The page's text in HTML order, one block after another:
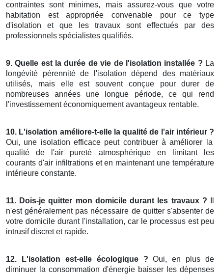
contraintes sont minimes, mais assurez-vous que votre
habitation est appropriée convenable pour ce type
d'isolation et que les travaux sont effectués par des
professionnels spécialistes qualifiés.
9. Quelle est la durée de vie de l'isolation installée ? La
longévité pérennité de l'isolation dépend des matériaux
utilisés, mais elle est souvent conçue pour durer de
nombreuses années une longue période, ce qui rend
l'investissement économiquement avantageux rentable.
10. L'isolation améliore-t-elle la qualité de l'air intérieur ?
Oui, une isolation efficace peut contribuer à améliorer la
qualité de l'air pureté atmosphérique en limitant les
courants d'air infiltrations et en maintenant une température
intérieure constante.
11. Dois-je quitter mon domicile durant les travaux ?
n'est généralement pas nécessaire de quitter s'absenter de
votre domicile durant l'installation, car le processus est peu
intrusif discret et rapide.
12. L'isolation est-elle écologique ? Oui, en plus de
diminuer la consommation d'énergie baisser les dépenses